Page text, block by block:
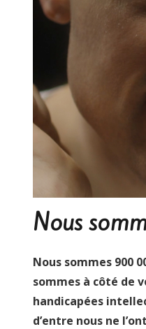
Nous
Nous sommes 900
sommes à côté de
handicapées
d’entre nous ne